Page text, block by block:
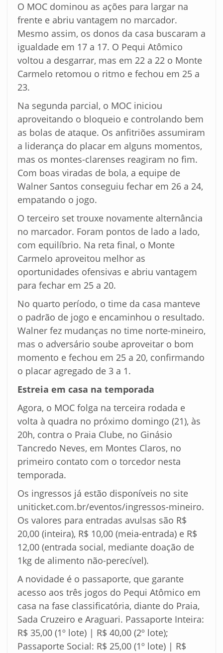
O MOC dominou as ações para largar na
frente e abriu vantagem no marcador.
Mesmo assim, os donos da casa buscaram a
igualdade em 17 a 17. O Pequi Atômico
voltou a desgarrar, mas em 22 a 22 o Monte
Carmelo retomou o ritmo e fechou em 25 a
23.
Na segunda parcial, o MOC iniciou
aproveitando o bloqueio e controlando bem
as bolas de ataque. Os anfitriões assumiram
a liderança do placar em alguns momentos,
mas os montes-clarenses reagiram no fim.
Com boas viradas de bola, a equipe de
Walner Santos conseguiu fechar em 26 a 24,
empatando o jogo.
O terceiro set trouxe novamente alternância
no marcador. Foram pontos de lado a lado,
com equilíbrio. Na reta final, o Monte
Carmelo aproveitou melhor as
oportunidades ofensivas e abriu vantagem
para fechar em 25 a 20.
No quarto período, o time da casa manteve
o padrão de jogo e encaminhou o resultado.
Walner fez mudanças no time norte-mineiro,
mas o adversário soube aproveitar o bom
momento e fechou em 25 a 20, confirmando
o placar agregado de 3 a 1.
Estreia em casa na temporada
Agora, o MOC folga na terceira rodada e
volta à quadra no próximo domingo (21), às
20h, contra o Praia Clube, no Ginásio
Tancredo Neves, em Montes Claros, no
primeiro contato com o torcedor nesta
temporada.
Os ingressos já estão disponíveis no site
uniticket.com.br/eventos/ingressos-mineiro.
Os valores para entradas avulsas são R$
20,00 (inteira), R$ 10,00 (meia-entrada) e R$
12,00 (entrada social, mediante doação de
1kg de alimento não-perecível).
A novidade é o passaporte, que garante
acesso aos três jogos do Pequi Atômico em
casa na fase classificatória, diante do Praia,
Sada Cruzeiro e Araguari. Passaporte Inteira:
R$ 35,00 (1º lote) | R$ 40,00 (2º lote);
Passaporte Social: R$ 25,00 (1º lote) | R$